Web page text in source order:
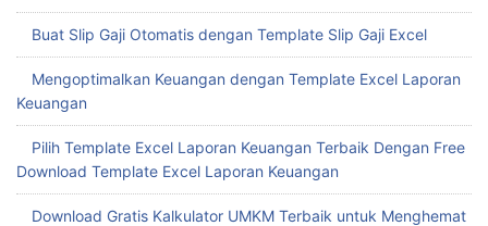
Buat Slip Gaji Otomatis dengan Template Slip Gaji Excel
Mengoptimalkan Keuangan dengan Template Excel Laporan
Keuangan
Pilih Template Excel Laporan Keuangan Terbaik Dengan Free
Download Template Excel Laporan Keuangan
Download Gratis Kalkulator UMKM Terbaik untuk Menghemat